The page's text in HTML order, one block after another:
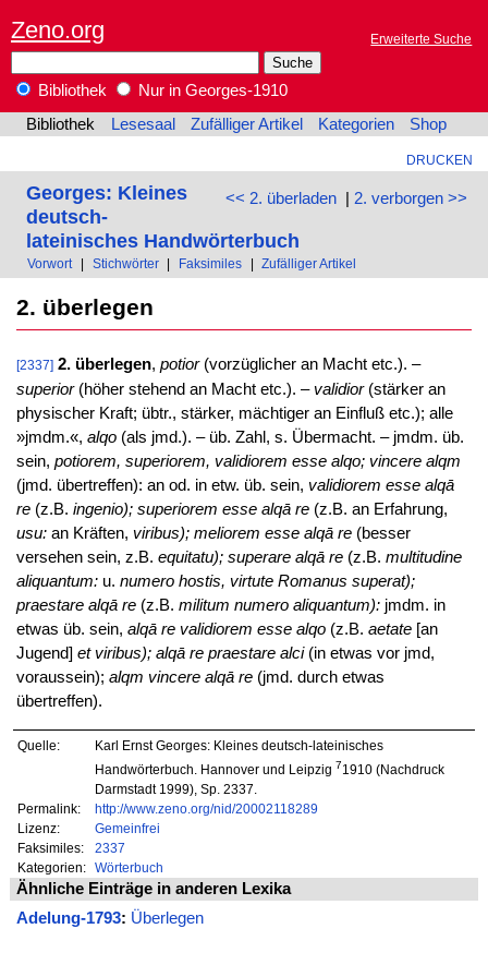
Zeno.org Erweiterte Suche
Bibliothek
Nur in Georges-1910
Bibliothek
Lesesaal Zufälliger Artikel Kategorien Shop
DRUCKEN
<< 2. überladen| 2. verborgen >>
Georges: Kleines
deutsch-
lateinisches Handwörterbuch
Vorwort Stichwörter Faksimiles Zufälliger Artikel
2. überlegen
[2337] 2. überlegen, potior(vorzüglicher an Macht etc.). –
superior(höher stehend an Macht etc.). – validior(stärker an
physischer Kraft; übtr., stärker, mächtiger an Einfluß etc.); alle
»jmdm.«, alqo(als jmd.). – üb. Zahl, s. Übermacht. – jmdm. üb.
sein, potiorem, superiorem, validiorem esse alqo; vincere alqm
(jmd. übertreffen): an od. in etw. üb. sein, validiorem esse alqā
re(z.B. ingenio); superiorem esse alqā re(z.B. an Erfahrung,
usu:an Kräften, viribus); meliorem esse alqā re(besser
versehen sein, z.B. equitatu); superare alqā re(z.B. multitudine
aliquantum:u. numero hostis, virtute Romanus superat);
praestare alqā re(z.B. militum numero aliquantum):jmdm. in
etwas üb. sein, alqā re validiorem esse alqo(z.B. aetate[an
Jugend] et viribus); alqā re praestare alci(in etwas vor jmd,
voraussein); alqm vincere alqā re(jmd. durch etwas
übertreffen).
Quelle:
Karl Ernst Georges: Kleines deutsch-lateinisches
Handwörterbuch. Hannover und Leipzig 71910 (Nachdruck
Darmstadt 1999), Sp. 2337.
Permalink:
http://www.zeno.org/nid/20002118289
Lizenz:
Gemeinfrei
Faksimiles:
2337
Kategorien:
Wörterbuch
Ähnliche Einträge in anderen Lexika
Adelung-1793: Überlegen